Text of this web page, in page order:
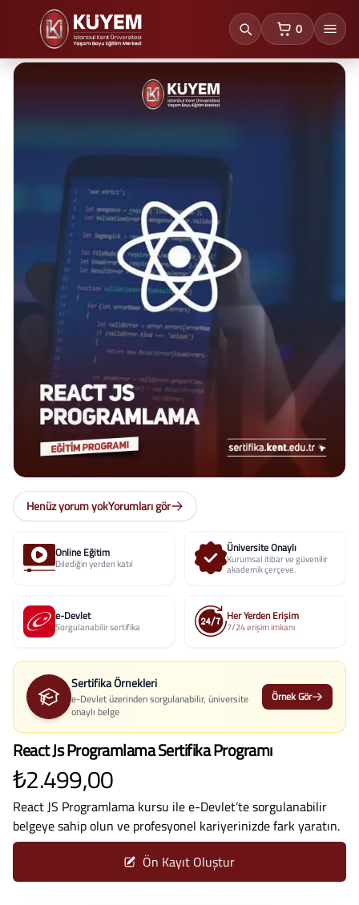
0
sepetteki
Henüz yorum yokYorumları gör
Online Eğitim
Dilediğin yerden katıl
Üniversite Onaylı
Kurumsal itibar ve güvenilir
akademik çerçeve.
e-Devlet
Sorgulanabilir sertifika
Her Yerden Erişim
7/24 erişim imkanı
Sertifika Örnekleri
e-Devlet üzerinden sorgulanabilir, üniversite
onaylı belge
Örnek Gör
React Js Programlama Sertifika Programı
₺2.499,00
React JS Programlama kursu ile e-Devlet’te sorgulanabilir
belgeye sahip olun ve profesyonel kariyerinizde fark yaratın.
Ön Kayıt Oluştur